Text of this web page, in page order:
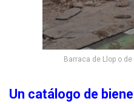
Barraca de Llop o
Un catálogo de